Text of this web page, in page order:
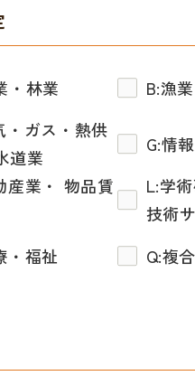
・林業 B:漁業
・ガス・熱供
道業
G:情
産業・ 物品賃
L:学
技術
・福祉 Q:複